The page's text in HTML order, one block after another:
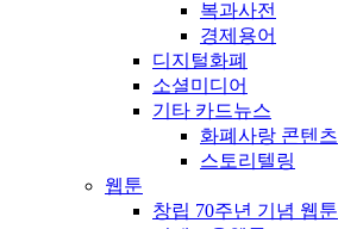
복과사전
경제용어
디지털화폐
소셜미디어
기타 카드뉴스
화폐사랑 콘텐츠
스토리텔링
웹툰
창립 70주년 기념 웹툰